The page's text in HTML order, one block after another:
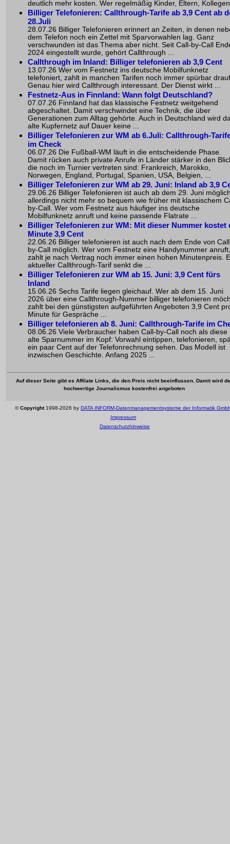
deutlich mehr kosten. Wer regelmäßig Kinder, Eltern,
Billiger Telefonieren: Callthrough-Tarife ab 3,9 Cent ab
28.Juli
28.07.26 Billiger Telefonieren erinnert an Zeiten, in denen
dem Telefon noch ein Zettel mit Sparvorwahlen lag. Ganz
verschwunden ist das Thema aber nicht. Seit Call-by-Call
2024 eingestellt wurde, gehört Callthrough ...
Callthrough im Inland: Billiger telefonieren ab 3,9 Cent
13.07.26 Wer vom Festnetz ins deutsche Mobilfunknetz
telefoniert, zahlt in manchen Tarifen noch immer spürbar
Genau hier wird Callthrough interessant. Der Dienst wirkt ...
Festnetz-Aus in Finnland: Wann folgt Deutschland?
07.07.26 Finnland hat das klassische Festnetz weitgehend
abgeschaltet. Damit verschwindet eine Technik, die über
Generationen zum Alltag gehörte. Auch in Deutschland wird
alte Kupfernetz auf Dauer keine ...
Billiger Telefonieren zur WM ab 6.Juli: Callthrough-
im Check
06.07.26 Die Fußball-WM läuft in die entscheidende Phase.
Damit rücken auch private Anrufe in Länder stärker in den
die noch im Turnier vertreten sind: Frankreich, Marokko,
Norwegen, England, Portugal, Spanien, USA, Belgien, ...
Billiger Telefonieren zur WM ab 29. Juni: Inland ab 3,9
29.06.26 Billiger Telefonieren ist auch ab dem 29. Juni
allerdings nicht mehr so bequem wie früher mit klassischem
by-Call. Wer vom Festnetz aus häufiger ins deutsche
Mobilfunknetz anruft und keine passende Flatrate ...
Billiger Telefonieren zur WM: Mit dieser Nummer kostet
Minute 3,9 Cent
22.06.26 Billiger telefonieren ist auch nach dem Ende von
by-Call möglich. Wer vom Festnetz eine Handynummer anruft,
zahlt je nach Vertrag noch immer einen hohen Minutenpreis.
aktueller Callthrough-Tarif senkt die ...
Billiger Telefonieren zur WM ab 15. Juni: 3,9 Cent fürs
Inland
15.06.26 Sechs Tarife liegen gleichauf. Wer ab dem 15. Juni
2026 über eine Callthrough-Nummer billiger telefonieren
zahlt bei den günstigsten aufgeführten Angeboten 3,9 Cent
Minute für Gespräche ...
Billiger telefonieren ab 8. Juni: Callthrough-Tarife im
08.06.26 Viele Verbraucher haben Call-by-Call noch als diese
alte Sparnummer im Kopf: Vorwahl eintippen, telefonieren,
ein paar Cent auf der Telefonrechnung sehen. Das Modell ist
inzwischen Geschichte. Anfang 2025 ...
Auf dieser Seite gibt es Affilate Links, die den Preis nicht beeinflussen. Damit wird
hochwertige Journalismus kostenfrei angeboten
©Copyright1998-2026 by DATA INFORM-Datenmanagementsysteme der Informatik
Impressum
Datenschutzhinweise